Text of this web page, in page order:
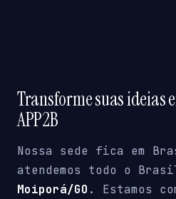
Transforme suas ideias
APP2B
Nossa sede fica em
atendemos todo o
Moiporá/GO . Estamos